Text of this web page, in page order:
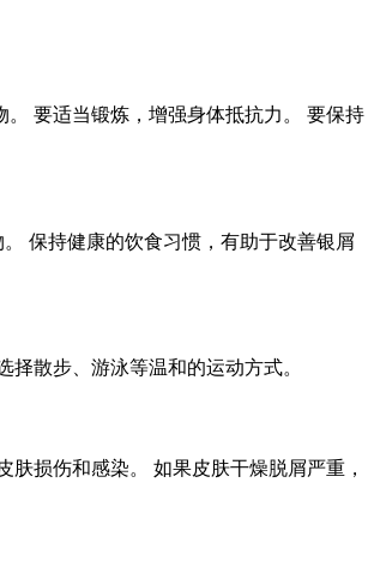
要适当锻炼，增强身体抵抗力。 要保持
保持健康的饮食习惯，有助于改善银屑
散步、游泳等温和的运动方式。
损伤和感染。 如果皮肤干燥脱屑严重，